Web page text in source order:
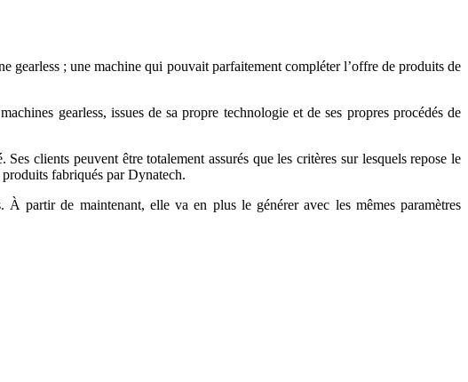
gearless ; une machine qui pouvait parfaitement compléter l’offre de produits de
gearless, issues de sa propre technologie et de ses propres procédés de
clients peuvent être totalement assurés que les critères sur lesquels repose le
fabriqués par Dynatech.
partir de maintenant, elle va en plus le générer avec les mêmes paramètres